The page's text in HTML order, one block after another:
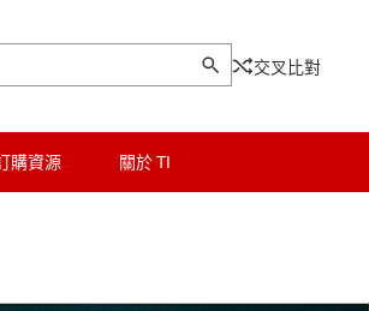
交叉比對
購資源 關於 TI